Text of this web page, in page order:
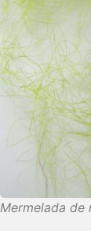
Mermelada de